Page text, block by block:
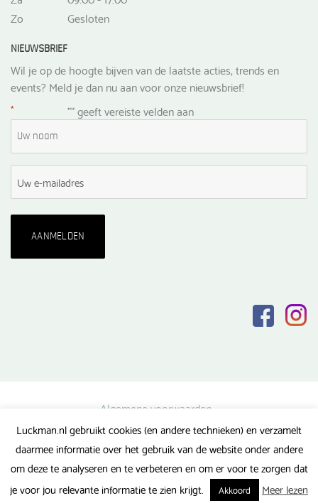
Zo
Gesloten
NIEUWSBRIEF
Wil je op de hoogte bijven van de laatste acties, trends en
events? Meld je dan nu aan voor onze nieuwsbrief!
"
* " geeft vereiste velden aan
Algemene voorwaarden
Privacy verklaring
Veel gestelde vragen
Luckman.nl gebruikt cookies (en andere technieken) en verzamelt
daarmee informatie over het gebruik van de website onder andere
om deze te analyseren en te verbeteren en om er voor te zorgen dat
je voor jou relevante informatie te zien krijgt.
Akkoord Meer lezen